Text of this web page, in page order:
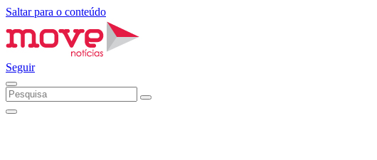
Saltar para o conteúdo
Seguir